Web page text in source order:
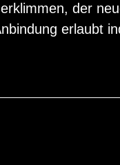
der
erlaubt